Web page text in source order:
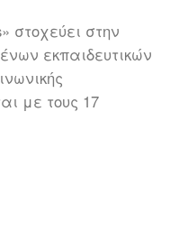
στοχεύει στην
εκπαιδευτικών
με τους 17